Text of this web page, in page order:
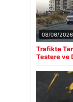
08/06/2026
Trafikte
Testere ve